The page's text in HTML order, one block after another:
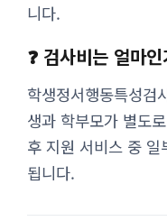
니다.
❓ 검사비는 얼마
학생정서행동특성검
생과 학부모가 별도
후 지원 서비스 중
됩니다.